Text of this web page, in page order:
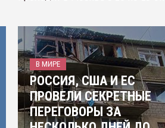
В МИРЕ
РОССИЯ, США И ЕС
ПРОВЕЛИ СЕКРЕТНЫЕ
ПЕРЕГОВОРЫ ЗА